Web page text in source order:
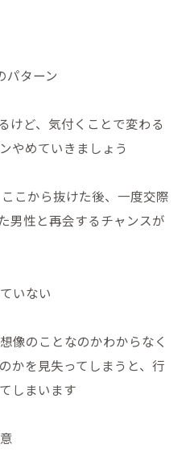
パターン
けど、気付くことで変わる
やめていきましょう
こから抜けた後、一度交際
男性と再会するチャンスが
いない
像のことなのかわからなく
かを見失ってしまうと、行
しまいます